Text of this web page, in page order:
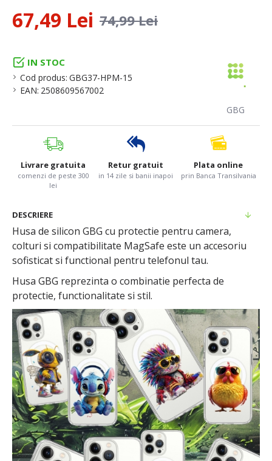
IN STOC
Cod produs: GBG37-HPM-15
EAN: 2508609567002
GBG
67,49 Lei 74,99 Lei
Livrare gratuita
comenzi de peste 300
lei
Retur gratuit
in 14 zile si banii inapoi
Plata online
prin Banca Transilvania
DESCRIERE
Husa de silicon GBG cu protectie pentru camera,
colturi si compatibilitate MagSafe este un accesoriu
sofisticat si functional pentru telefonul tau.
Husa GBG reprezinta o combinatie perfecta de
protectie, functionalitate si stil.